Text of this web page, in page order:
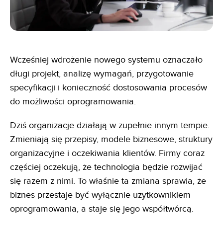
Wcześniej wdrożenie nowego systemu oznaczało
długi projekt, analizę wymagań, przygotowanie
specyfikacji i konieczność dostosowania procesów
do możliwości oprogramowania.
Dziś organizacje działają w zupełnie innym tempie.
Zmieniają się przepisy, modele biznesowe, struktury
organizacyjne i oczekiwania klientów. Firmy coraz
częściej oczekują, że technologia będzie rozwijać
się razem z nimi. To właśnie ta zmiana sprawia, że
biznes przestaje być wyłącznie użytkownikiem
oprogramowania, a staje się jego współtwórcą.